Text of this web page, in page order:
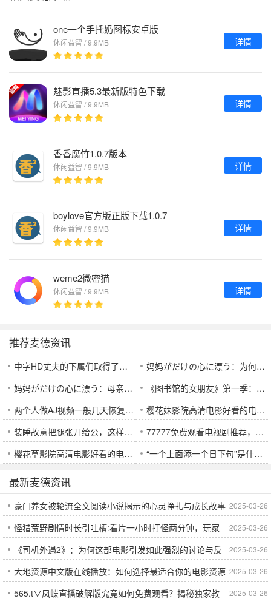
one一个手托奶图标安卓版
休闲益智 / 9.9MB 详情
魅影直播5.3最新版特色下载
休闲益智 / 9.9MB 详情
香香腐竹1.0.7版本
休闲益智 / 9.9MB 详情
boylove官方版正版下载1.0.7
休闲益智 / 9.9MB 详情
weme2微密猫
休闲益智 / 9.9MB 详情
推荐麦德资讯
中字HD丈夫的下属们取得了哪些成就与荣誉？
妈妈がだけの心に漂う：为何这部作品能深刻打动你心？
妈妈がだけの心に漂う：母亲内心的漂浮情感，如何得到关注？
《图书馆的女朋友》第一季：一场甜蜜与成长的青春故事，值得一看吗？
两个人做AJ视频一般几天恢复一个？恢复时间受这些因素影响
樱花妹影院高清电影好看的电视剧推荐，哪些值得一看？
装睡故意把腿张开给公，这样的举动意味着什么？
77777免费观看电视剧推荐，哪些适合二年级学生观看？
樱花草影院高清电影好看的电视剧有哪些？这些必看剧集推荐！
“一个上面添一个日下句”是什么意思？它背后有哪些深层含义？
最新麦德资讯
豪门养女被轮流全文阅读小说揭示的心灵挣扎与成长故事 2025-03-26
怪猎荒野剧情时长引吐槽:看片一小时打怪两分钟，玩家
们的无奈与期待
2025-03-26
《司机外遇2》：为何这部电影引发如此强烈的讨论与反
响？
2025-03-26
大地资源中文版在线播放：如何选择最适合你的电影资源
平台？
2025-03-26
565.t∨凤蝶直播破解版究竟如何免费观看？揭秘独家教 2025-03-26